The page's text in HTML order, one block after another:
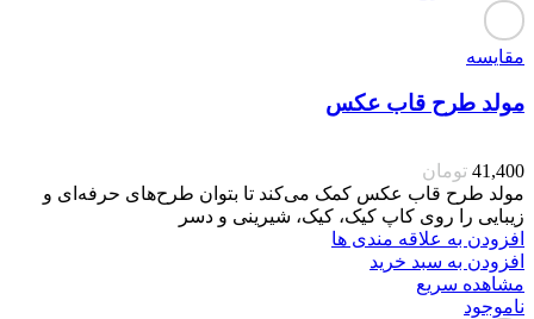
مقایسه
مولد طرح قاب عکس
41,400 تومان
مولد طرح قاب عکس کمک می‌کند تا بتوان طرح‌های حرفه‌ای و
زیبایی را روی کاپ کیک، کیک، شیرینی و دسر
افزودن به علاقه مندی ها
افزودن به سبد خرید
مشاهده سریع
ناموجود